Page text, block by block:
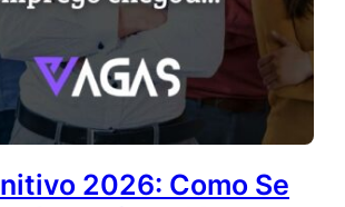
2026: Como Se